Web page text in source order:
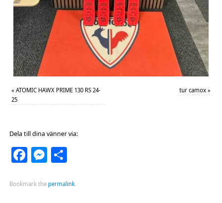
« ATOMIC HAWX PRIME 130 RS 24-
25
tur camox »
Dela till dina vänner via:
Facebook
Messenger
Dela
Bookmark the permalink.